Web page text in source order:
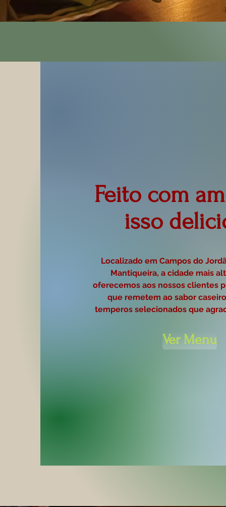
Feito com
isso
Localizado em Campos do
Mantiqueira, a cidade mais
oferecemos aos nossos clientes
que remetem ao sabor
temperos selecionados que
Ver Menu